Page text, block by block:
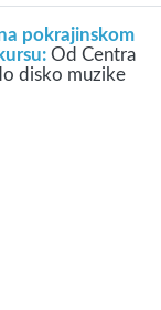
pokrajinskom
Od Centra
disko muzike